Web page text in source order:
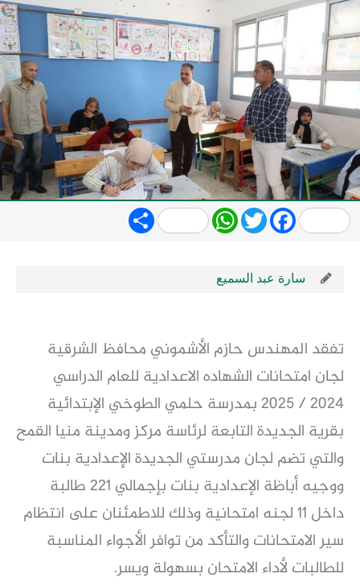
Share WhatsApp
TwitterFacebook
سارة عبد السميع
تفقد المهندس حازم الأشموني محافظ الشرقية
لجان امتحانات الشهاده الاعدادية للعام الدراسي
2024 / 2025 بمدرسة حلمي الطوخي الإبتدائية
بقرية الجديدة التابعة لرئاسة مركز ومدينة منيا القمح
والتي تضم لجان مدرستي الجديدة الإعدادية بنات
ووجيه أباظة الإعدادية بنات بإجمالي 221 طالبة
داخل 11 لجنه امتحانية وذلك للاطمئنان على انتظام
سير الامتحانات والتأكد من توافر الأجواء المناسبة
للطالبات لأداء الامتحان بسهولة ويسر.